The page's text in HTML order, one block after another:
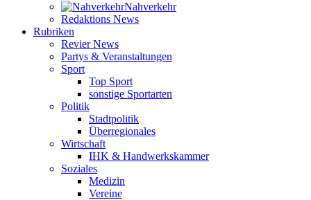
Nahverkehr
Redaktions News
Rubriken
Revier News
Partys & Veranstaltungen
Sport
Top Sport
sonstige Sportarten
Politik
Stadtpolitik
Überregionales
Wirtschaft
IHK & Handwerkskammer
Soziales
Medizin
Vereine